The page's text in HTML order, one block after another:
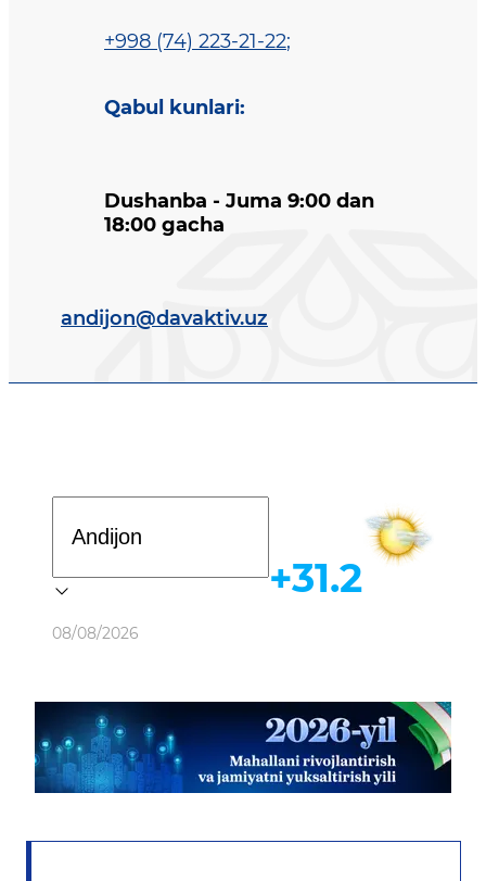
+998 (74) 223-21-22;
Qabul kunlari:
Dushanba - Juma 9:00 dan
18:00 gacha
andijon@davaktiv.uz
Ob-havo
08/08/2026
+31.2